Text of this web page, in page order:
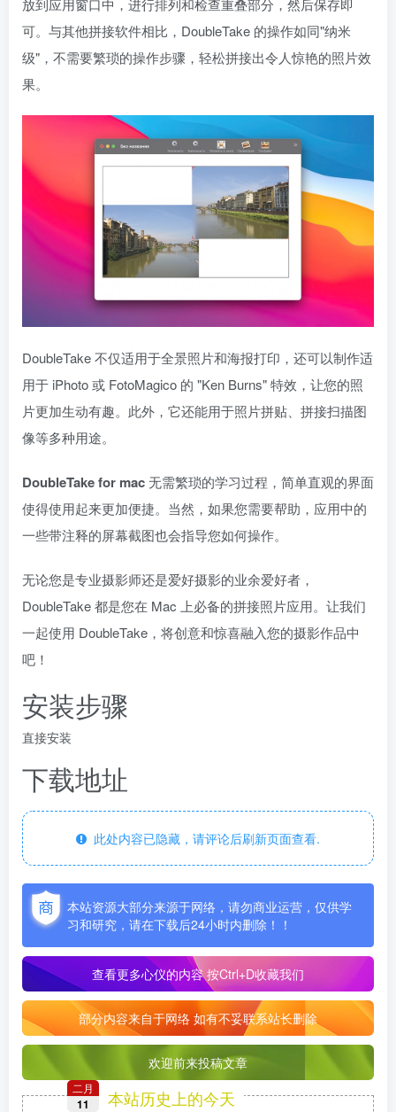
放到应用窗口中，进行排列和检查重叠部分，然后保存即
可。与其他拼接软件相比，DoubleTake 的操作如同"纳米
级"，不需要繁琐的操作步骤，轻松拼接出令人惊艳的照片效
果。
DoubleTake 不仅适用于全景照片和海报打印，还可以制作适
用于 iPhoto 或 FotoMagico 的 "Ken Burns" 特效，让您的照
片更加生动有趣。此外，它还能用于照片拼贴、拼接扫描图
像等多种用途。
DoubleTake for mac无需繁琐的学习过程，简单直观的界面
使得使用起来更加便捷。当然，如果您需要帮助，应用中的
一些带注释的屏幕截图也会指导您如何操作。
无论您是专业摄影师还是爱好摄影的业余爱好者，
DoubleTake 都是您在 Mac 上必备的拼接照片应用。让我们
一起使用 DoubleTake，将创意和惊喜融入您的摄影作品中
吧！
安装步骤
直接安装
下载地址
此处内容已隐藏，请评论后刷新页面查看.
本站资源大部分来源于网络，请勿商业运营，仅供学
习和研究，请在下载后24小时内删除！！
查看更多心仪的内容按Ctrl+D收藏我们
部分内容来自于网络 如有不妥联系站长删除
欢迎前来投稿文章
二月
11 本站历史上的今天